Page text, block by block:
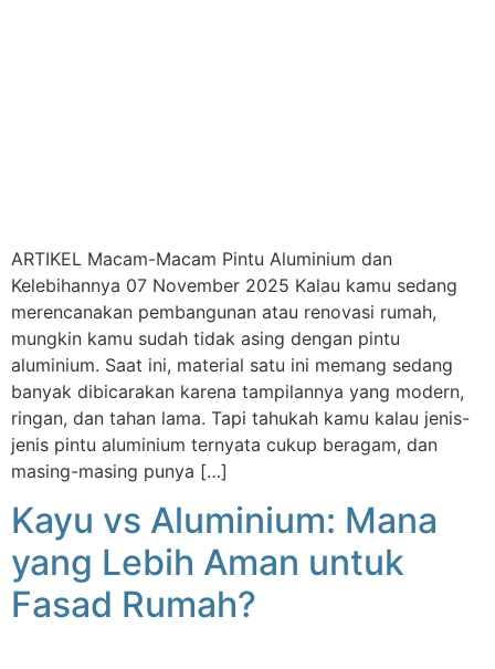
ARTIKEL Macam-Macam Pintu Aluminium dan
Kelebihannya 07 November 2025 Kalau kamu sedang
merencanakan pembangunan atau renovasi rumah,
mungkin kamu sudah tidak asing dengan pintu
aluminium. Saat ini, material satu ini memang sedang
banyak dibicarakan karena tampilannya yang modern,
ringan, dan tahan lama. Tapi tahukah kamu kalau jenis-
jenis pintu aluminium ternyata cukup beragam, dan
masing-masing punya […]
Kayu vs Aluminium: Mana
yang Lebih Aman untuk
Fasad Rumah?